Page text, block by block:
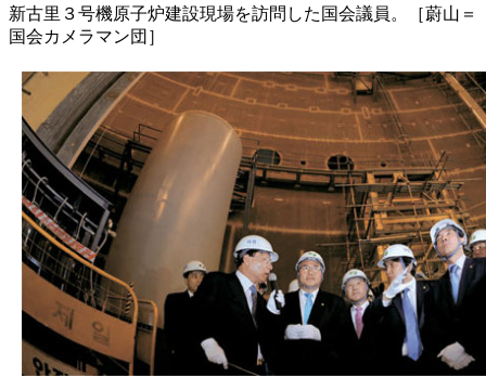
新古里３号機原子炉建設現場を訪問した国会議員。［蔚山＝
国会カメラマン団］